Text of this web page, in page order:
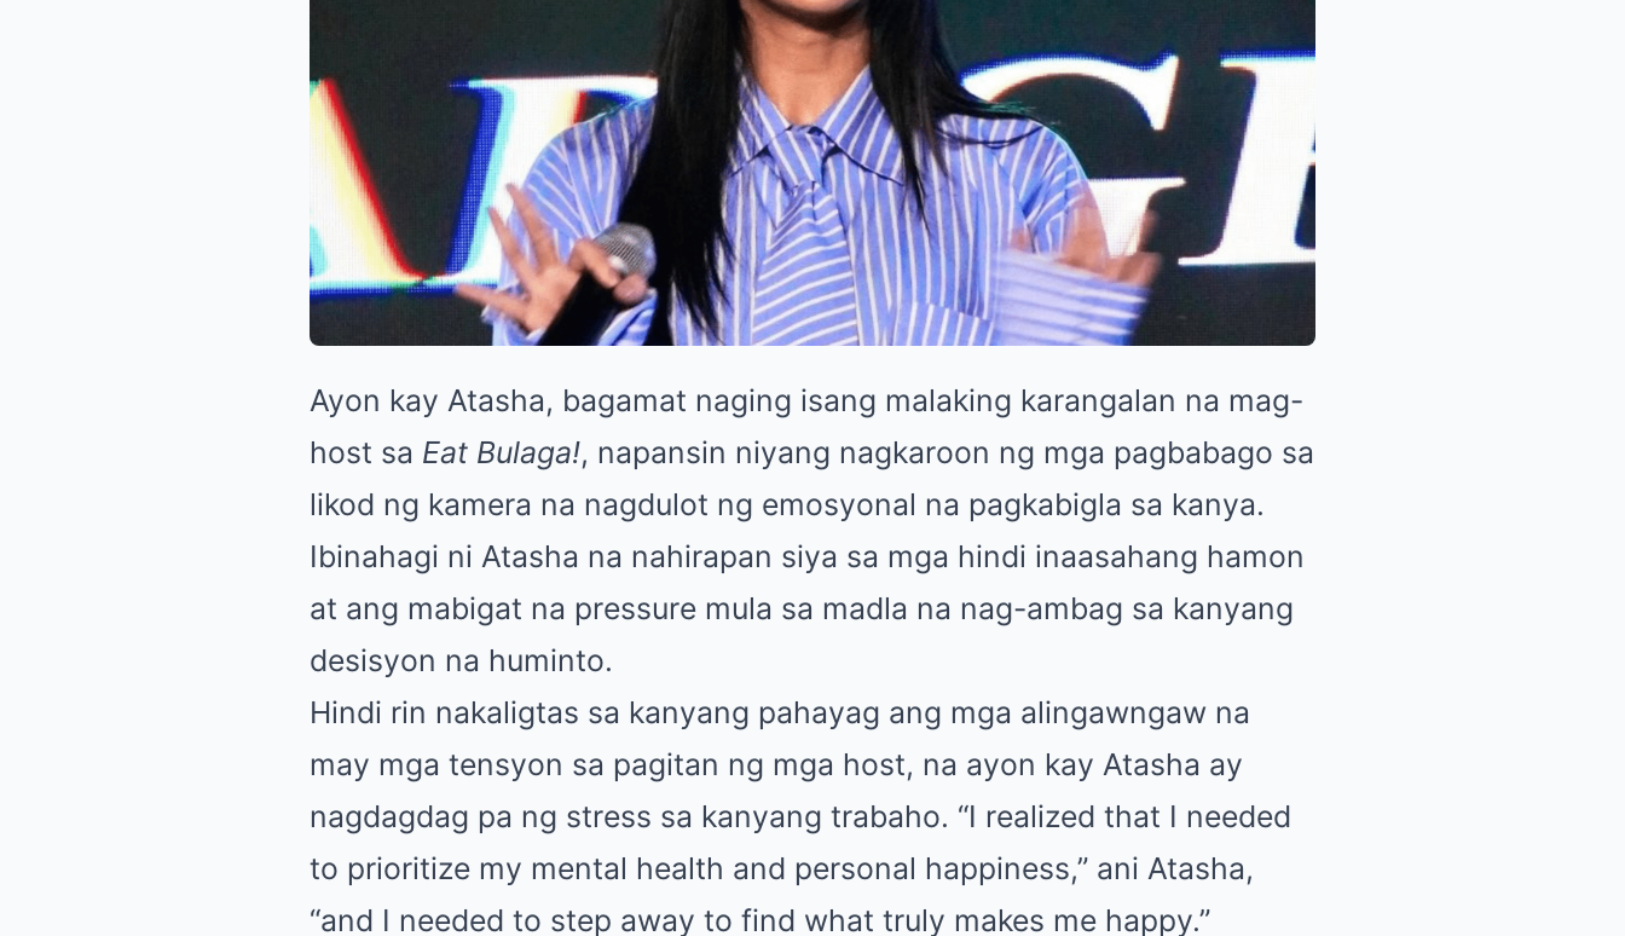
Ayon kay Atasha, bagamat naging isang malaking karangalan na mag-
host sa Eat Bulaga!, napansin niyang nagkaroon ng mga pagbabago sa
likod ng kamera na nagdulot ng emosyonal na pagkabigla sa kanya.
Ibinahagi ni Atasha na nahirapan siya sa mga hindi inaasahang hamon
at ang mabigat na pressure mula sa madla na nag-ambag sa kanyang
desisyon na huminto.
Hindi rin nakaligtas sa kanyang pahayag ang mga alingawngaw na
may mga tensyon sa pagitan ng mga host, na ayon kay Atasha ay
nagdagdag pa ng stress sa kanyang trabaho. “I realized that I needed
to prioritize my mental health and personal happiness,” ani Atasha,
“and I needed to step away to find what truly makes me happy.”